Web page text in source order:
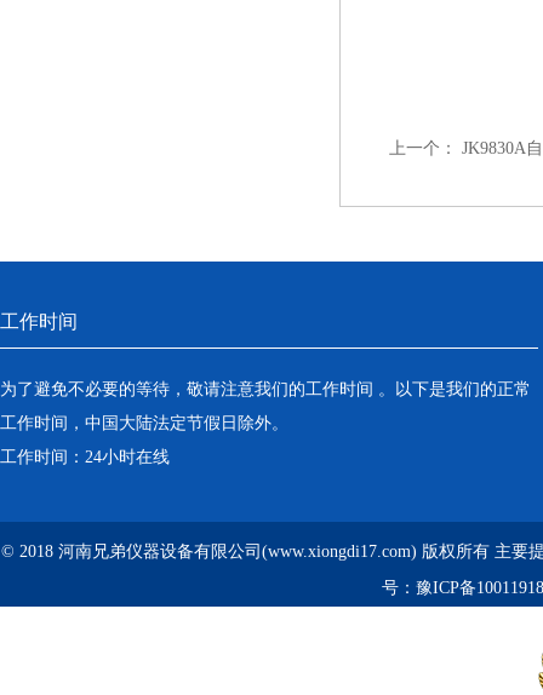
上一个： JK9830A
工作时间
为了避免不必要的等待，敬请注意我们的工作时间 。以下是我们的正常
工作时间，中国大陆法定节假日除外。
工作时间：24小时在线
© 2018 河南兄弟仪器设备有限公司(www.xiongdi17.com) 版权所有 主要
号： 豫ICP备